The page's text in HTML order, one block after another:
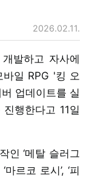
2026.02.11.
발하고 자사에
일 RPG '킹 오
업데이트를 실
행한다고 11일
인 ‘메탈 슬러그
르코 로시’, ‘피